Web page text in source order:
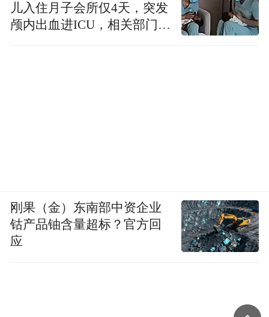
儿入住月子会所仅4天，突发
颅内出血进ICU，相关部门已
刚果（金）东南部中资企业
钴产品铀含量超标？官方回
应